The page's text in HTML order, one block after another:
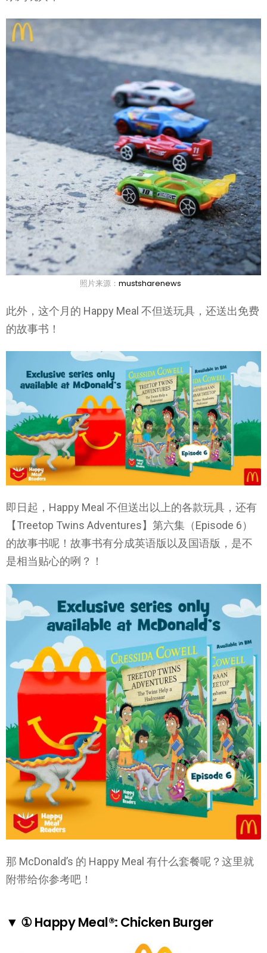
照片来源： mustsharenews
此外，这个月的 Happy Meal 不但送玩具，还送出免费
的故事书！
即日起，Happy Meal 不但送出以上的各款玩具，还有
【Treetop Twins Adventures】第六集（Episode 6）
的故事书呢！故事书有分成英语版以及国语版，是不
是相当贴心的咧？！
那 McDonald’s 的 Happy Meal 有什么套餐呢？这里就
附带给你参考吧！
▼ ① Happy Meal®: Chicken Burger